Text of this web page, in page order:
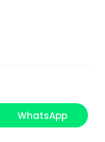
WhatsApp